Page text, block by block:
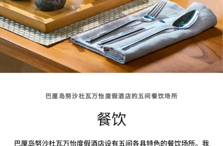
巴厘岛努沙杜瓦万怡度假酒店的五间餐饮场所
餐饮
巴厘岛努沙杜瓦万怡度假酒店设有五间各具特色的餐饮场所。我